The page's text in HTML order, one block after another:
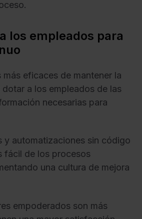
los empleados para
más eficaces de mantener la
a los empleados de las
necesarias para
y automatizaciones sin código
fácil de los procesos
una cultura de mejora
empoderados son más